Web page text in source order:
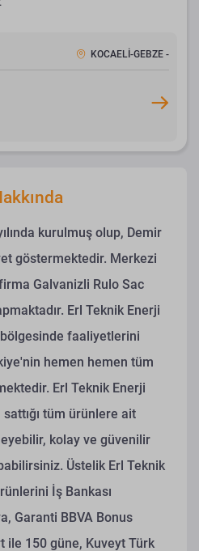
KOCAELİ-GEBZE -
kurulmuş olup, Demir
göstermektedir. Merkezi
Galvanizli Rulo Sac
Erl Teknik Enerji
faaliyetlerini
hemen hemen tüm
Erl Teknik Enerji
tüm ürünlere ait
kolay ve güvenilir
Üstelik Erl Teknik
İş Bankası
Garanti BBVA Bonus
ile 150 güne, Kuveyt Türk